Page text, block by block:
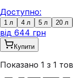
Доступно:
1 л 4 л 5 л 20 л
від 644 грн
Купити
Показано 1 з 1